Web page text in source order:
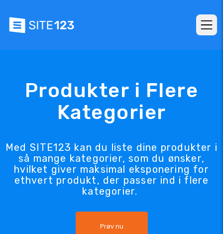
Produkter i Flere
Kategorier
Med SITE123 kan du liste dine produkter i
så mange kategorier, som du ønsker,
hvilket giver maksimal eksponering for
ethvert produkt, der passer ind i flere
kategorier.
Prøv nu